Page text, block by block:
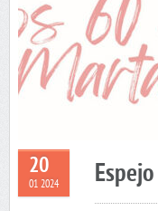
20
01 2024